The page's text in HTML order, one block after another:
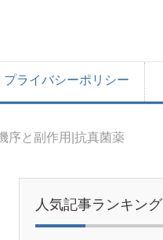
プライバシーポリシー
序と副作用|抗真菌薬
人気記事ランキング